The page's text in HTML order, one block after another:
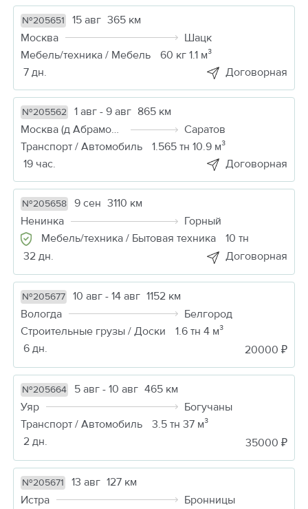
№205651 15 авг 365 км
Москва
Шацк
Мебель/техника / Мебель
60 кг 1.1 м³
7 дн.
Договорная
№205562 1 авг - 9 авг 865 км
Москва (д Абрамовка)
Саратов
Транспорт / Автомобиль
1.565 тн 10.9 м³
19 час.
Договорная
№205658 9 сен 3110 км
Ненинка
Горный
Мебель/техника / Бытовая техника
10 тн
32 дн.
Договорная
№205677 10 авг - 14 авг 1152 км
Вологда
Белгород
Строительные грузы / Доски
1.6 тн 4 м³
6 дн.
20000 ₽
№205664 5 авг - 10 авг 465 км
Уяр
Богучаны
Транспорт / Автомобиль
3.5 тн 37 м³
2 дн.
35000 ₽
№205671 13 авг 127 км
Истра
Бронницы